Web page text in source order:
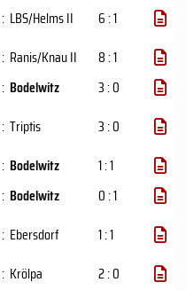
: LBS/Helms II
6 : 1
: Ranis/Knau II
8 : 1
: Bodelwitz
3 : 0
: Triptis
3 : 0
: Bodelwitz
1 : 1
: Bodelwitz
0 : 1
: Ebersdorf
1 : 1
: Krölpa
2 : 0